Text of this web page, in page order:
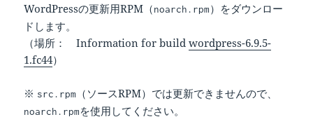
WordPressの更新用RPM（noarch.rpm）をダウンロー
ドします。
（場所： Information for buildwordpress-6.9.5-
1.fc44）
※ src.rpm （ソースRPM）では更新できませんので、
noarch.rpmを使用してください。